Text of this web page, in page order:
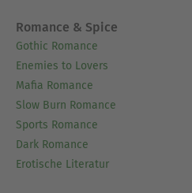
Romance & Spice
Gothic Romance
Enemies to Lovers
Mafia Romance
Slow Burn Romance
Sports Romance
Dark Romance
Erotische Literatur